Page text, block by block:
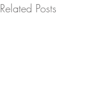
Related Posts